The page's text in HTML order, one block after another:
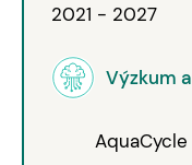
2021 - 2027
Výzkum
AquaCycle